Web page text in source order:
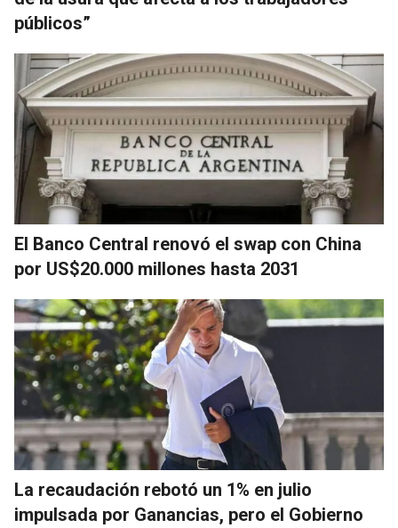
públicos”
El Banco Central renovó el swap con China
por US$20.000 millones hasta 2031
La recaudación rebotó un 1% en julio
impulsada por Ganancias, pero el Gobierno